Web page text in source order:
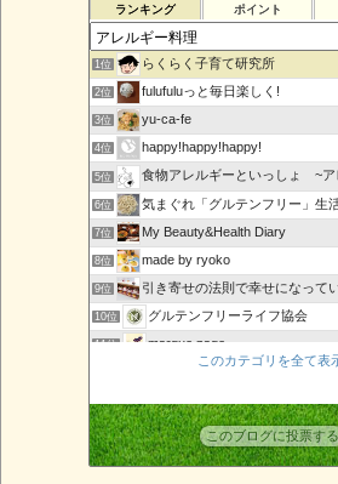
ランキング ポイント
1位 らくらく子育て研究所
2位 fulufuluっと毎日楽しく!
3位 yu-ca-fe
4位 happy!happy!happy!
5位 食物アレルギーといっしょ ~アレルギ
6位 気まぐれ「グルテンフリー」生活
7位 My Beauty&Health Diary
8位 made by ryoko
9位 引き寄せの法則で幸せになって
10位 グルテンフリーライフ協会
11位 marque page
URBAN SLOW LIFE〜発酵ワークシ
14位 アレルギーっ子ママのまねっこ
15位 複合アレルギーのアトピーっ子育
このカテゴリを全て表
このブログに投票する